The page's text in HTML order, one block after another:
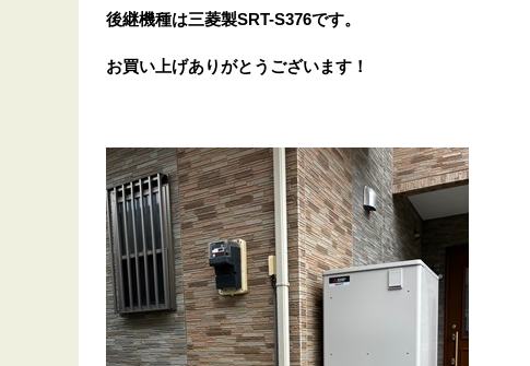
後継機種は三菱製SRT-S376です。
お買い上げありがとうございます！